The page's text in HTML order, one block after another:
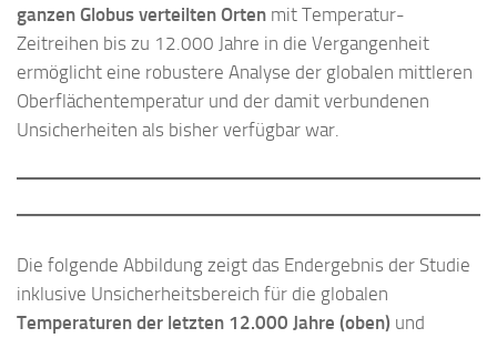
ganzen Globus verteilten Orten mit Temperatur-
Zeitreihen bis zu 12.000 Jahre in die Vergangenheit
ermöglicht eine robustere Analyse der globalen mittleren
Oberflächentemperatur und der damit verbundenen
Unsicherheiten als bisher verfügbar war.
Die folgende Abbildung zeigt das Endergebnis der Studie
inklusive Unsicherheitsbereich für die globalen
Temperaturen der letzten 12.000 Jahre (oben) und